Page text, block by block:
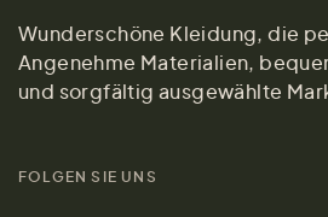
Wunderschöne Kleidung, die
Angenehme Materialien,
und sorgfältig ausgewählte
FOLGEN SIE UNS